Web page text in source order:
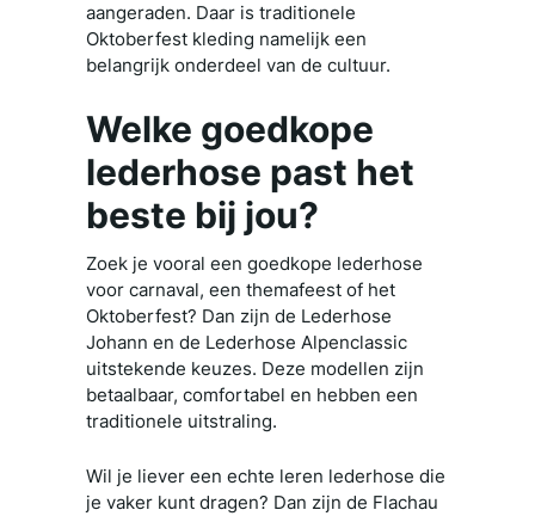
aangeraden. Daar is traditionele
Oktoberfest kleding namelijk een
belangrijk onderdeel van de cultuur.
Welke goedkope
lederhose past het
beste bij jou?
Zoek je vooral een goedkope lederhose
voor carnaval, een themafeest of het
Oktoberfest? Dan zijn de Lederhose
Johann en de Lederhose Alpenclassic
uitstekende keuzes. Deze modellen zijn
betaalbaar, comfortabel en hebben een
traditionele uitstraling.
Wil je liever een echte leren lederhose die
je vaker kunt dragen? Dan zijn de Flachau